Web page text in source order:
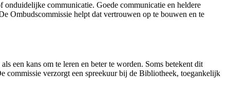
communicatie. Goede communicatie en heldere
Ombudscommissie helpt dat vertrouwen op te bouwen en te
een kans om te leren en beter te worden. Soms betekent dit
commissie verzorgt een spreekuur bij de Bibliotheek, toegankelijk